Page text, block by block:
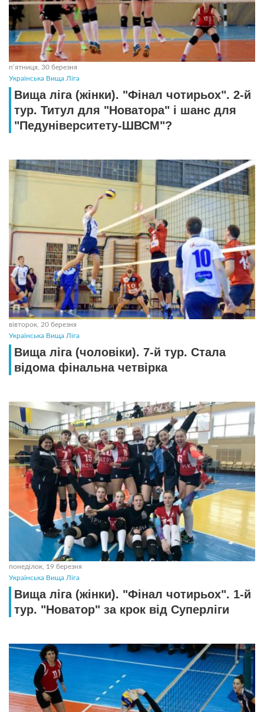
пʼятниця, 30 березня
Українська Вища Ліга
Вища ліга (жінки). "Фінал чотирьох". 2-й
тур. Титул для "Новатора" і шанс для
"Педуніверситету-ШВСМ"?
вівторок, 20 березня
Українська Вища Ліга
Вища ліга (чоловіки). 7-й тур. Стала
відома фінальна четвірка
понеділок, 19 березня
Українська Вища Ліга
Вища ліга (жінки). "Фінал чотирьох". 1-й
тур. "Новатор" за крок від Суперліги